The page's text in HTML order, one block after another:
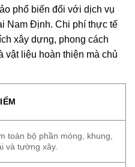
phổ biến đối với dịch vụ
Nam Định. Chi phí thực tế
xây dựng, phong cách
vật liệu hoàn thiện mà chủ
toàn bộ phần móng, khung,
và tường xây.